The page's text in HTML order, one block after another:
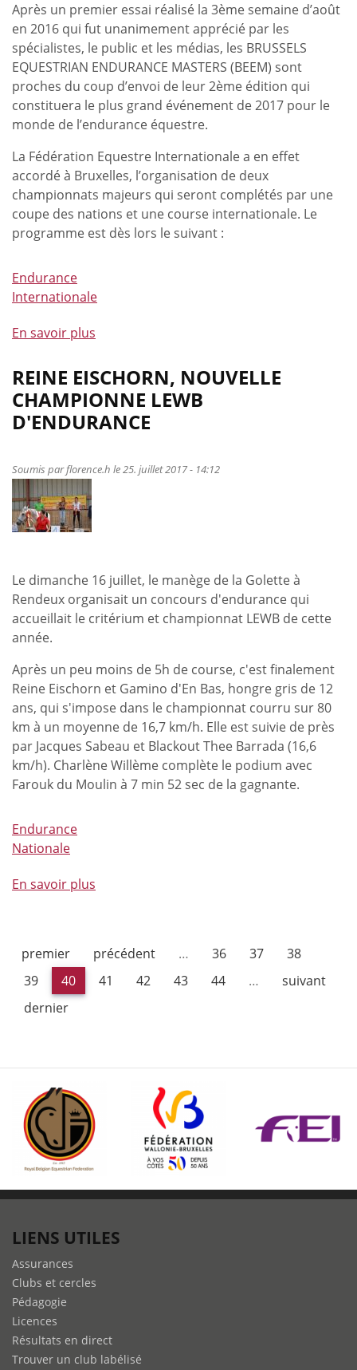
Après un premier essai réalisé la 3ème semaine d’août
en 2016 qui fut unanimement apprécié par les
spécialistes, le public et les médias, les BRUSSELS
EQUESTRIAN ENDURANCE MASTERS (BEEM) sont
proches du coup d’envoi de leur 2ème édition qui
constituera le plus grand événement de 2017 pour le
monde de l’endurance équestre.
La Fédération Equestre Internationale a en effet
accordé à Bruxelles, l’organisation de deux
championnats majeurs qui seront complétés par une
coupe des nations et une course internationale. Le
programme est dès lors le suivant :
Endurance
Internationale
En savoir plus
de
Du
16
au
août,
le
plus
grand
équestre
de
l’année
2017
!
REINE EISCHORN, NOUVELLE
CHAMPIONNE LEWB
D'ENDURANCE
Soumis parflorence.h le 25. juillet 2017 - 14:12
Le dimanche 16 juillet, le manège de la Golette à
Rendeux organisait un concours d'endurance qui
accueillait le critérium et championnat LEWB de cette
année.
Après un peu moins de 5h de course, c'est finalement
Reine Eischorn et Gamino d'En Bas, hongre gris de 12
ans, qui s'impose dans le championnat courru sur 80
km à un moyenne de 16,7 km/h. Elle est suivie de près
par Jacques Sabeau et Blackout Thee Barrada (16,6
km/h). Charlène Willème complète le podium avec
Farouk du Moulin à 7 min 52 sec de la gagnante.
Endurance
Nationale
En savoir plus
Eischorn,
nouvelle
premier précédent … 36 37
38
39
40 41 42 43 44 …
suivant
dernier
LIENS UTILES
Assurances
Clubs et cercles
Pédagogie
Licences
Résultats en direct
Trouver un club labélisé